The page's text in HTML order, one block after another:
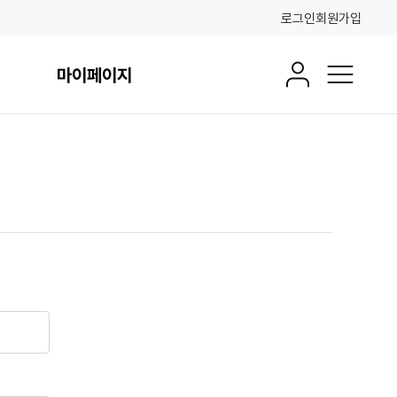
로그인회원가입
마이페이지 회원정보전체메뉴